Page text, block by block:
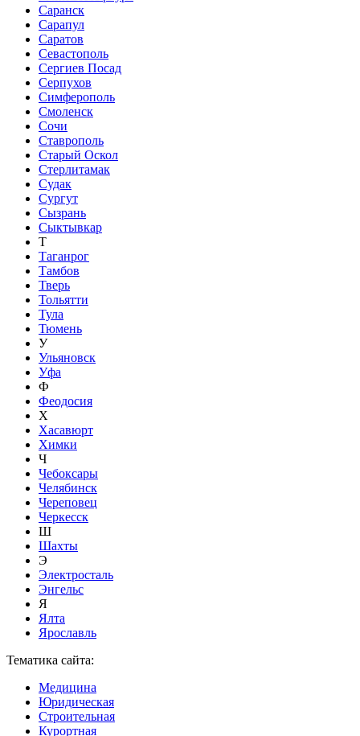
Саранск
Сарапул
Саратов
Севастополь
Сергиев Посад
Серпухов
Симферополь
Смоленск
Сочи
Ставрополь
Старый Оскол
Стерлитамак
Судак
Сургут
Сызрань
Сыктывкар
Т
Таганрог
Тамбов
Тверь
Тольятти
Тула
Тюмень
У
Ульяновск
Уфа
Ф
Феодосия
Х
Хасавюрт
Химки
Ч
Чебоксары
Челябинск
Череповец
Черкесск
Ш
Шахты
Э
Электросталь
Энгельс
Я
Ялта
Ярославль
Тематика сайта:
Медицина
Юридическая
Строительная
Курортная